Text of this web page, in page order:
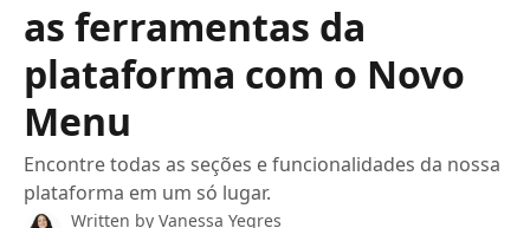
as ferramentas da
plataforma com o Novo
Menu
Encontre todas as seções e funcionalidades da nossa
plataforma em um só lugar.
Written by Vanessa Yegres